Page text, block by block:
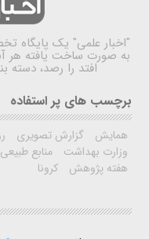
"اخبار علمی" یک پایگاه
به صورت ساخت یافته هر
افتد را رصد، دسته
برچسب های پر استفاده
همایش گزارش تصویری
وزارت بهداشت
منابع طبیعی
هفته پژوهش
کرونا